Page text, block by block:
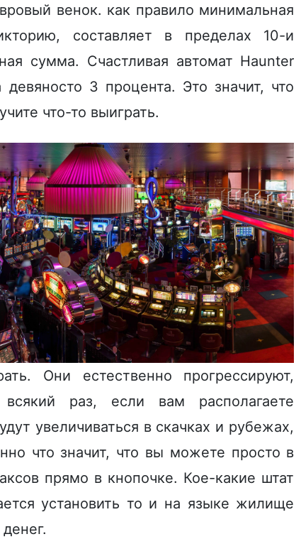
венок. как правило минимальная
составляет в пределах 10-и
сумма. Счастливая автомат Haunter
3 процента. Это значит, что
что-то выиграть.
Они естественно прогрессируют,
раз, если вам располагаете
увеличиваться в скачках и рубежах,
что значит, что вы можете просто в
прямо в кнопочке. Кое-какие штат
установить то и на языке жилище